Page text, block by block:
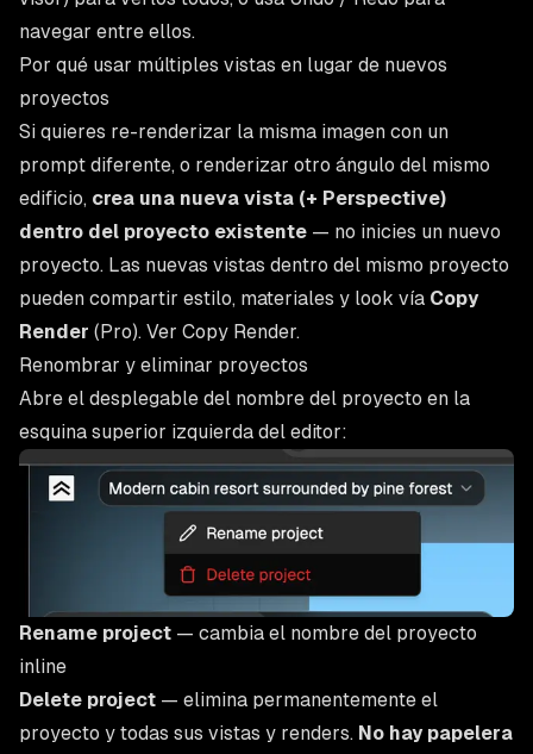
navegar entre ellos.
Por qué usar múltiples vistas en lugar de nuevos
proyectos
Si quieres re-renderizar la misma imagen con un
prompt diferente, o renderizar otro ángulo del mismo
edificio, crea una nueva vista (+ Perspective)
dentro del proyecto existente — no inicies un nuevo
proyecto. Las nuevas vistas dentro del mismo proyecto
pueden compartir estilo, materiales y look vía Copy
Render (Pro). Ver Copy Render.
Renombrar y eliminar proyectos
Abre el desplegable del nombre del proyecto en la
esquina superior izquierda del editor:
Rename project — cambia el nombre del proyecto
inline
Delete project — elimina permanentemente el
proyecto y todas sus vistas y renders. No hay papelera